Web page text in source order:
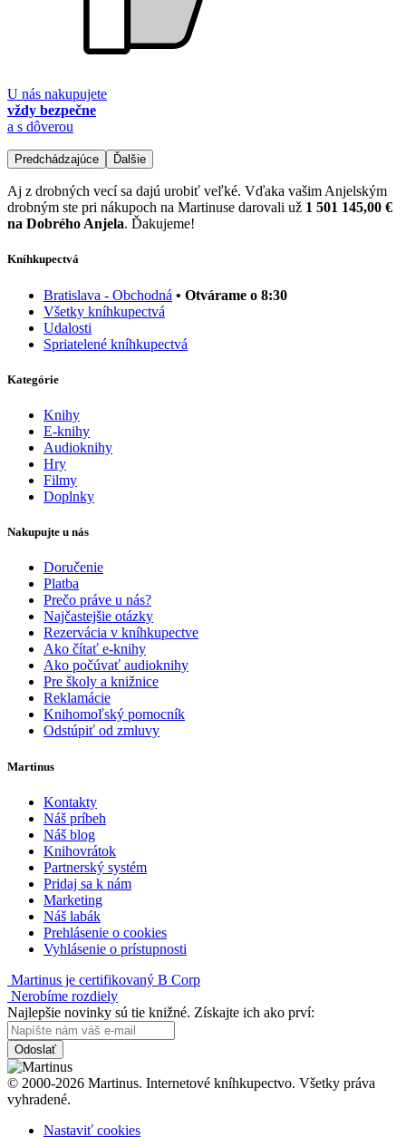
U nás nakupujete
vždy bezpečne
a s dôverou
Predchádzajúce Ďalšie
Aj z drobných vecí sa dajú urobiť veľké. Vďaka vašim Anjelským
drobným ste pri nákupoch na Martinuse darovali už 1 501 145,00 €
na Dobrého Anjela. Ďakujeme!
Kníhkupectvá
Bratislava - Obchodná • Otvárame o 8:30
Všetky kníhkupectvá
Udalosti
Spriatelené kníhkupectvá
Kategórie
Knihy
E-knihy
Audioknihy
Hry
Filmy
Doplnky
Nakupujte u nás
Doručenie
Platba
Prečo práve u nás?
Najčastejšie otázky
Rezervácia v kníhkupectve
Ako čítať e-knihy
Ako počúvať audioknihy
Pre školy a knižnice
Reklamácie
Knihomoľský pomocník
Odstúpiť od zmluvy
Martinus
Kontakty
Náš príbeh
Náš blog
Knihovrátok
Partnerský systém
Pridaj sa k nám
Marketing
Náš labák
Prehlásenie o cookies
Vyhlásenie o prístupnosti
Martinus je certifikovaný B Corp
Nerobíme rozdiely
Najlepšie novinky sú tie knižné. Získajte ich ako prví:
Odoslať
© 2000-2026 Martinus. Internetové kníhkupectvo. Všetky práva
vyhradené.
Nastaviť cookies